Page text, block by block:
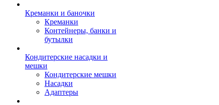
Креманки и баночки
Креманки
Контейнеры, банки и
бутылки
Кондитерские насадки и
мешки
Кондитерские мешки
Насадки
Адаптеры